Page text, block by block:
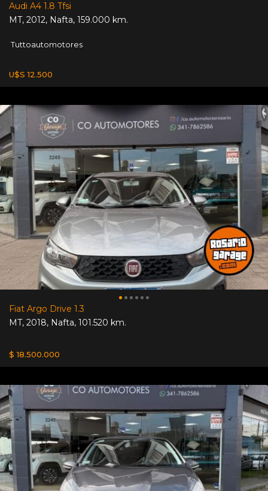
Audi A4 1.8 Tfsi
MT, 2012, Nafta, 159.000 km.
Tuttoautomotores
U$S 12.500
Fiat Argo Drive 1.3
MT, 2018, Nafta, 101.520 km.
$ 18.500.000